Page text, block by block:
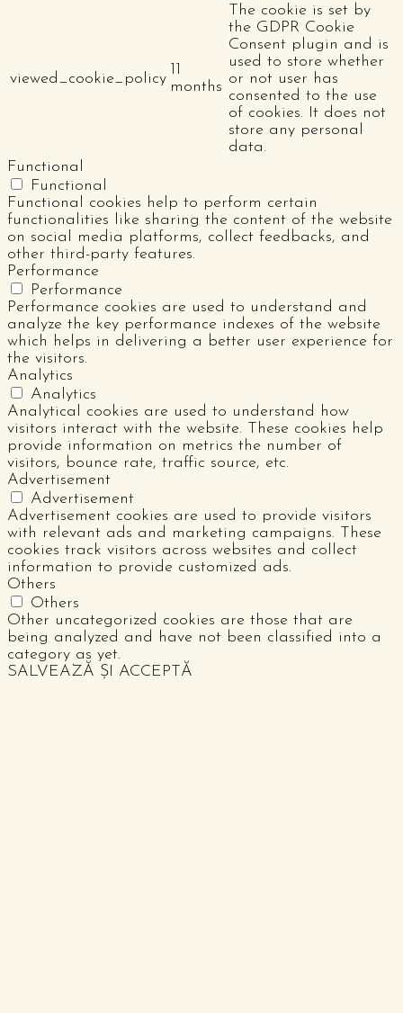
viewed_cookie_policy
11
months
The cookie is set by
the GDPR Cookie
Consent plugin and is
used to store whether
or not user has
consented to the use
of cookies. It does not
store any personal
data.
Functional
Functional
Functional cookies help to perform certain
functionalities like sharing the content of the website
on social media platforms, collect feedbacks, and
other third-party features.
Performance
Performance
Performance cookies are used to understand and
analyze the key performance indexes of the website
which helps in delivering a better user experience for
the visitors.
Analytics
Analytics
Analytical cookies are used to understand how
visitors interact with the website. These cookies help
provide information on metrics the number of
visitors, bounce rate, traffic source, etc.
Advertisement
Advertisement
Advertisement cookies are used to provide visitors
with relevant ads and marketing campaigns. These
cookies track visitors across websites and collect
information to provide customized ads.
Others
Others
Other uncategorized cookies are those that are
being analyzed and have not been classified into a
category as yet.
SALVEAZĂ ȘI ACCEPTĂ